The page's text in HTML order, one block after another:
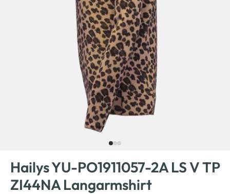
Hailys YU-PO1911057-2A LS V TP
ZI44NA Langarmshirt